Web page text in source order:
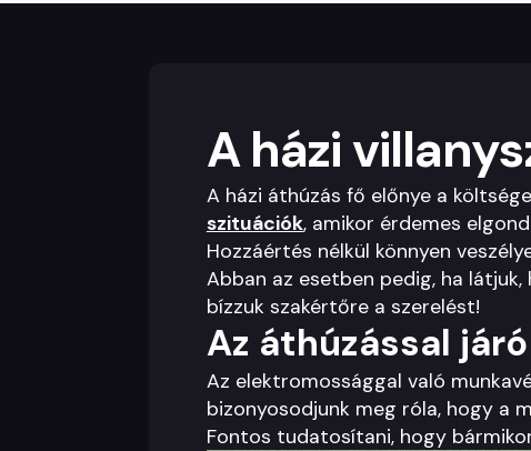
A házi
A házi áthúzás fő előnye a
szituációk, amikor érdemes
Hozzáértés nélkül könnyen
Abban az esetben pedig, ha
bízzuk szakértőre a szerelést!
Az áthúzással
Az elektromossággal való
bizonyosodjunk meg róla, hogy a
Fontos tudatosítani, hogy